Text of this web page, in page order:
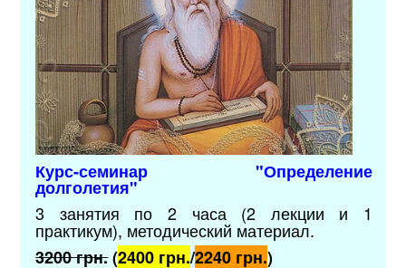
Курс-семинар "Определение
долголетия"
3 занятия по 2 часа (2 лекции и 1
практикум), методический материал.
3200 грн.(2400 грн./2240 грн.)